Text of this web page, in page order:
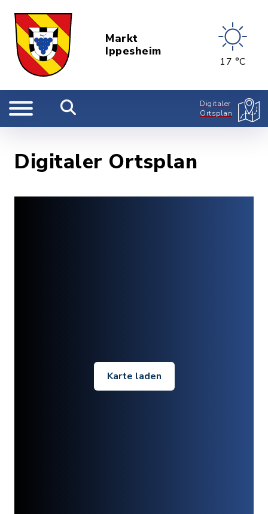
Markt
Ippesheim
17 °C
Digitaler
Ortsplan
Digitaler Ortsplan
Karte laden